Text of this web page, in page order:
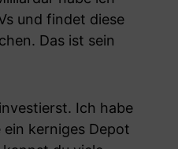
und findet diese
Das ist sein
Ich habe
kerniges Depot